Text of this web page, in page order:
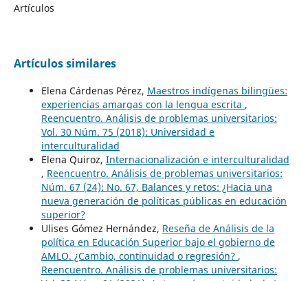
Artículos
Artículos similares
Elena Cárdenas Pérez, Maestros indígenas bilingües:
experiencias amargas con la lengua escrita ,
Reencuentro. Análisis de problemas universitarios:
Vol. 30 Núm. 75 (2018): Universidad e
interculturalidad
Elena Quiroz, Internacionalización e interculturalidad
, Reencuentro. Análisis de problemas universitarios:
Núm. 67 (24): No. 67, Balances y retos: ¿Hacia una
nueva generación de políticas públicas en educación
superior?
Ulises Gómez Hernández, Reseña de Análisis de la
política en Educación Superior bajo el gobierno de
AMLO. ¿Cambio, continuidad o regresión? ,
Reencuentro. Análisis de problemas universitarios: